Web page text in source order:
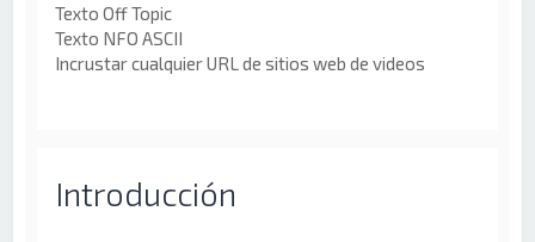
Texto Off Topic
Texto NFO ASCII
Incrustar cualquier URL de sitios web de videos
Introducción